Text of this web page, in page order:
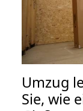
Umzug
Sie, wie